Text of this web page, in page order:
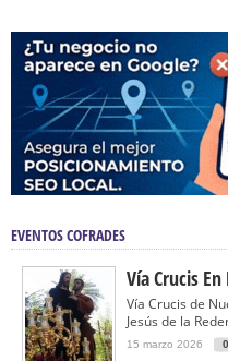
EVENTOS COFRADES
Vía Crucis
Vía Crucis de
Jesús de la
15 marzo 2026 0